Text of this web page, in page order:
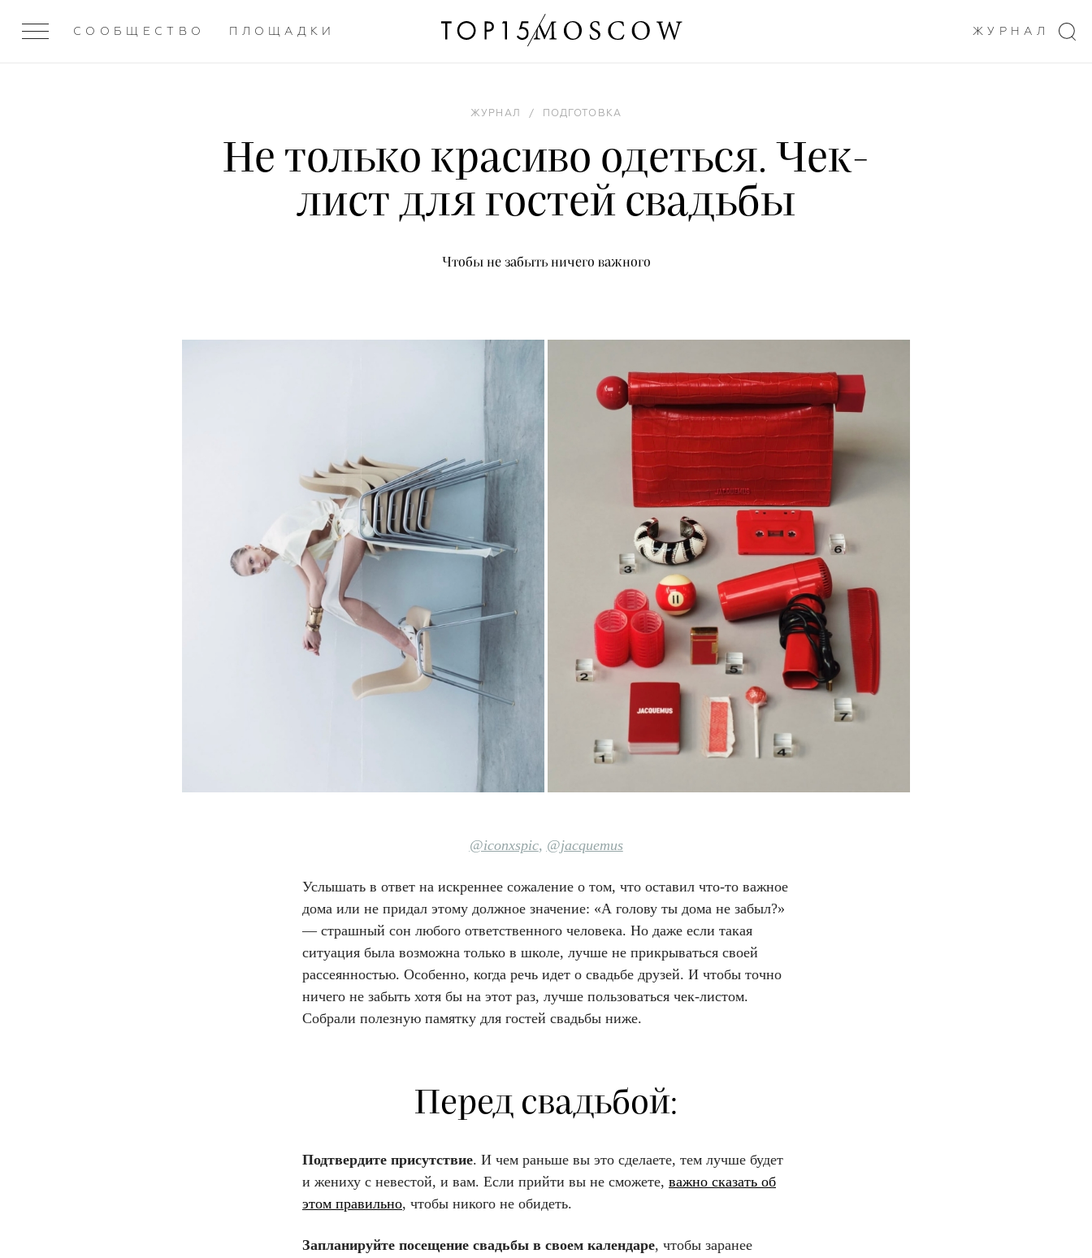
СООБЩЕСТВО ПЛОЩАДКИ ЖУРНАЛ
ЖУРНАЛ / ПОДГОТОВКА
Не только красиво одеться. Чек-
лист для гостей свадьбы
Чтобы не забыть ничего важного
@iconxspic, @jacquemus
Услышать в ответ на искреннее сожаление о том, что оставил что-то важное
дома или не придал этому должное значение: «А голову ты дома не забыл?»
— cтрашный сон любого ответственного человека. Но даже если такая
ситуация была возможна только в школе, лучше не прикрываться своей
рассеянностью. Особенно, когда речь идет о свадьбе друзей. И чтобы точно
ничего не забыть хотя бы на этот раз, лучше пользоваться чек-листом.
Собрали полезную памятку для гостей свадьбы ниже.
Перед свадьбой:
Подтвердите присутствие. И чем раньше вы это сделаете, тем лучше будет
и жениху с невестой, и вам. Если прийти вы не сможете, важно сказать об
этом правильно, чтобы никого не обидеть.
Запланируйте посещение свадьбы в своем календаре, чтобы заранее